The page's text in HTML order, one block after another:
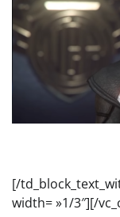
[/
width= »1/3″][/